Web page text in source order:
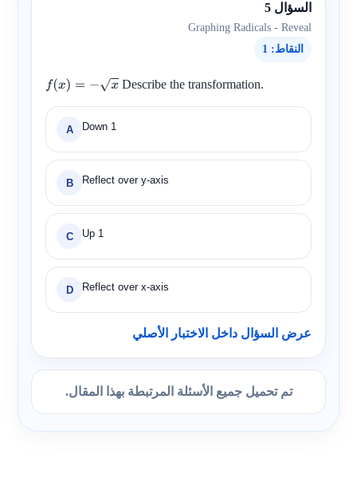
السؤال 5
Graphing Radicals - Reveal
النقاط: 1
f(x)= −x Describe the transformation.
A Down 1
B Reflect over y-axis
C Up 1
D Reflect over x-axis
عرض السؤال داخل الاختبار الأصلي
تم تحميل جميع الأسئلة المرتبطة بهذا المقال.